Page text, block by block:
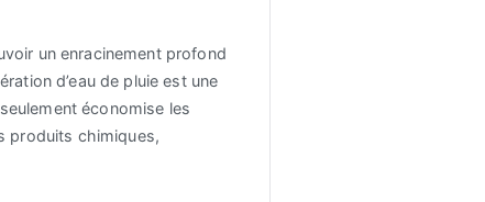
un enracinement profond
d’eau de pluie est une
économise les
produits chimiques,